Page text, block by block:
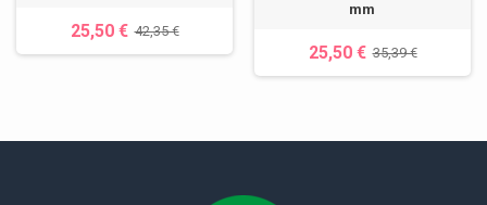
25,50 € 42,35 €
mm
25,50 € 35,39 €